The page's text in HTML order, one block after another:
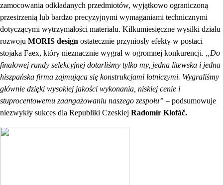
zamocowania odkładanych przedmiotów, wyjątkowo ograniczoną
przestrzenią lub bardzo precyzyjnymi wymaganiami technicznymi
dotyczącymi wytrzymałości materiału. Kilkumiesięczne wysiłki działu
rozwoju MORIS design ostatecznie przyniosły efekty w postaci
stojaka Faex, który nieznacznie wygrał w ogromnej konkurencji.
„Do
finałowej rundy selekcyjnej dotarliśmy tylko my, jedna litewska i jedna
hiszpańska firma zajmująca się konstrukcjami lotniczymi. Wygraliśmy
głównie dzięki wysokiej jakości wykonania, niskiej cenie i
stuprocentowemu zaangażowaniu naszego zespołu” – podsumowuje
niezwykły sukces dla Republiki Czeskiej Radomír Klofáč.